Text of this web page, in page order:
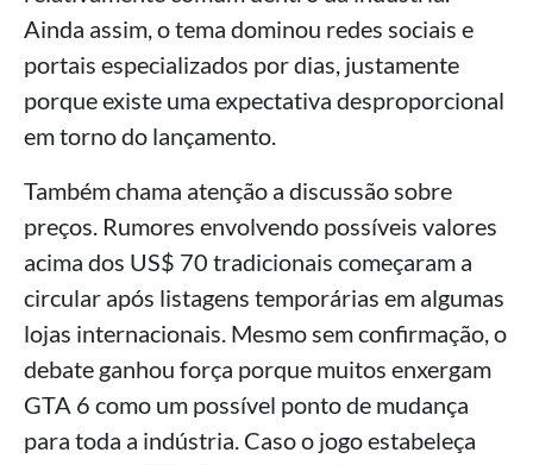
Ainda assim, o tema dominou redes sociais e
portais especializados por dias, justamente
porque existe uma expectativa desproporcional
em torno do lançamento.
Também chama atenção a discussão sobre
preços. Rumores envolvendo possíveis valores
acima dos US$ 70 tradicionais começaram a
circular após listagens temporárias em algumas
lojas internacionais. Mesmo sem confirmação, o
debate ganhou força porque muitos enxergam
GTA 6 como um possível ponto de mudança
para toda a indústria. Caso o jogo estabeleça